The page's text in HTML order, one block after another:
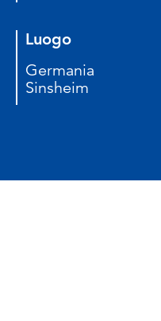
Luogo
Germania
Sinsheim